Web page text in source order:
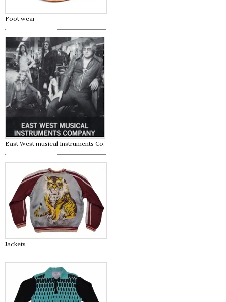
Foot wear
East West musical Instruments Co.
Jackets